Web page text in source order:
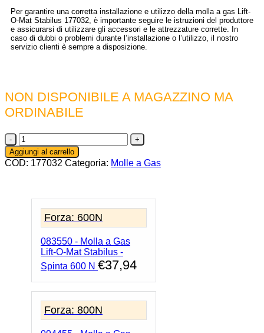
Per garantire una corretta installazione e utilizzo della molla a gas Lift-
O-Mat Stabilus 177032, è importante seguire le istruzioni del produttore
e assicurarsi di utilizzare gli accessori e le attrezzature corrette. In
caso di dubbi o problemi durante l’installazione o l’utilizzo, il nostro
servizio clienti è sempre a disposizione.
NON DISPONIBILE A MAGAZZINO MA
ORDINABILE
177032
-
Molla
a
Stabilus
Spinta
Aggiungi al carrello
COD: 177032 Categoria: Molle a Gas
Forza: 600N
083550 - Molla a Gas
Lift-O-Mat Stabilus -
Spinta 600 N €37,94
Forza: 800N